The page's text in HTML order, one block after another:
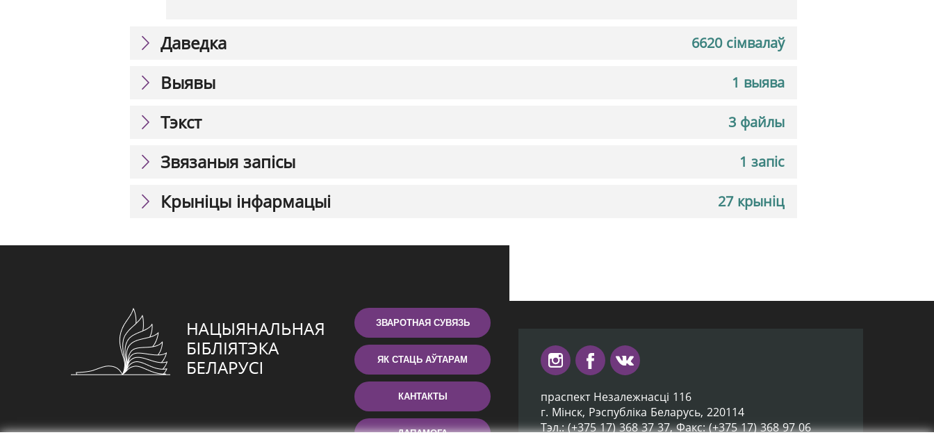
6620 сімвалаў
Даведка
1 выява
Выявы
3 файлы
Тэкст
1 запіс
Звязаныя запісы
27 крыніц
Крыніцы інфармацыі
ЗВАРОТНАЯ СУВЯЗЬ
ЯК СТАЦЬ АЎТАРАМ
КАНТАКТЫ
праспект Незалежнасці 116
г. Мiнск, Рэспубліка Беларусь, 220114
Тэл.: (+375 17) 368 37 37, Факс: (+375 17) 368 97 06